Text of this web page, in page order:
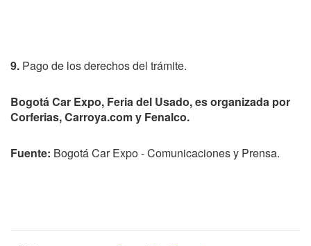
9. Pago de los derechos del trámite.
Bogotá Car Expo, Feria del Usado, es organizada por
Corferias, Carroya.com y Fenalco.
Fuente: Bogotá Car Expo - Comunicaciones y Prensa.